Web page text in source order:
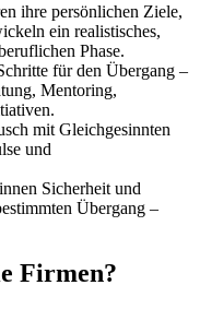
ihre persönlichen Ziele,
ein realistisches,
Phase.
für den Übergang –
Mentoring,
mit Gleichgesinnten
und
Sicherheit und
Übergang –
Firmen?